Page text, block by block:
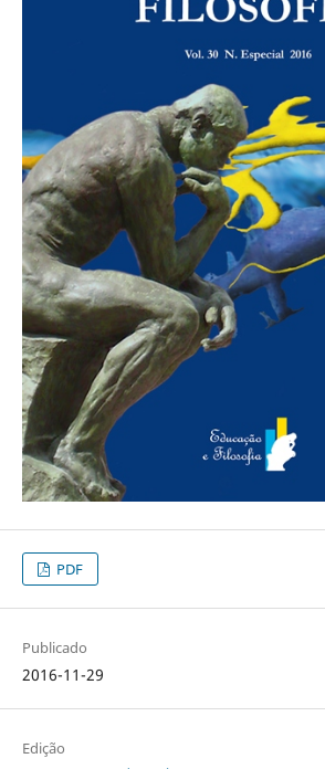
PDF
Publicado
2016-11-29
Edição